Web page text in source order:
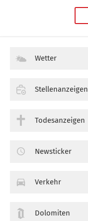
Wetter
Stellenanzeigen
Todesanzeigen
Newsticker
Verkehr
Dolomiten